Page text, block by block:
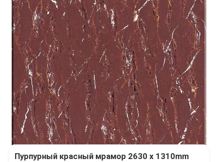
Пурпурный красный мрамор 2630 x 1310mm